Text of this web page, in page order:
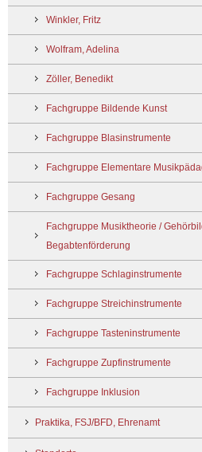
Winkler, Fritz
Wolfram, Adelina
Zöller, Benedikt
Fachgruppe Bildende Kunst
Fachgruppe Blasinstrumente
Fachgruppe Elementare
Fachgruppe Gesang
Fachgruppe Musiktheorie /
Begabtenförderung
Fachgruppe Schlaginstrumente
Fachgruppe Streichinstrumente
Fachgruppe Tasteninstrumente
Fachgruppe Zupfinstrumente
Fachgruppe Inklusion
Praktika, FSJ/BFD, Ehrenamt